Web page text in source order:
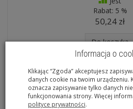
Rabat: 5 %
50,24 zł
Do koszyka
Informacja o
Klikając “Zgoda” akceptujesz
danych cookie na twoim urządzeniu.
oznacza zapisywanie tylko danych
funkcjonowania strony. Więcej
polityce prywatności.